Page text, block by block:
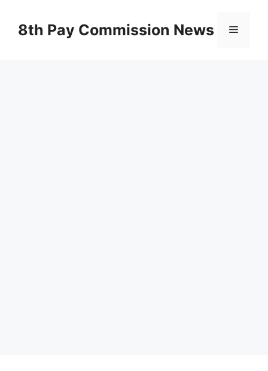
content8th Pay Commission News Menu